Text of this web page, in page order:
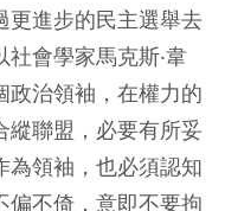
更進步的民主選舉去
會學家馬克斯‧韋
政治領袖，在權力的
縱聯盟，必要有所妥
為領袖，也必須認知
偏不倚，意即不要拘